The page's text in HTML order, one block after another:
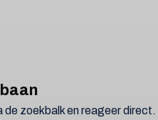
de zoekbalk en reageer direct.